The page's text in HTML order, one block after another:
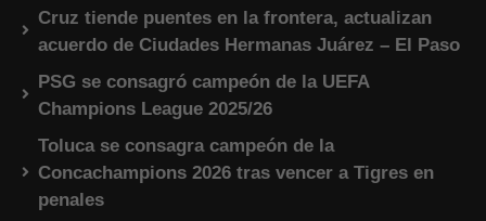
Cruz tiende puentes en la frontera, actualizan
acuerdo de Ciudades Hermanas Juárez – El Paso
PSG se consagró campeón de la UEFA
Champions League 2025/26
Toluca se consagra campeón de la
Concachampions 2026 tras vencer a Tigres en
penales